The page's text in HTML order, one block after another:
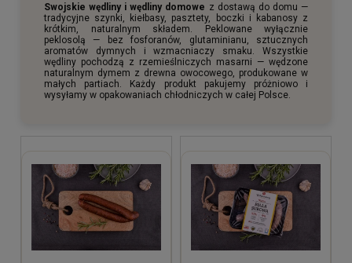
Swojskie wędliny i wędliny domowe z dostawą do domu —
tradycyjne szynki, kiełbasy, pasztety, boczki i kabanosy z
krótkim, naturalnym składem. Peklowane wyłącznie
peklosolą — bez fosforanów, glutaminianu, sztucznych
aromatów dymnych i wzmacniaczy smaku. Wszystkie
wędliny pochodzą z rzemieślniczych masarni — wędzone
naturalnym dymem z drewna owocowego, produkowane w
małych partiach. Każdy produkt pakujemy próżniowo i
wysyłamy w opakowaniach chłodniczych w całej Polsce.